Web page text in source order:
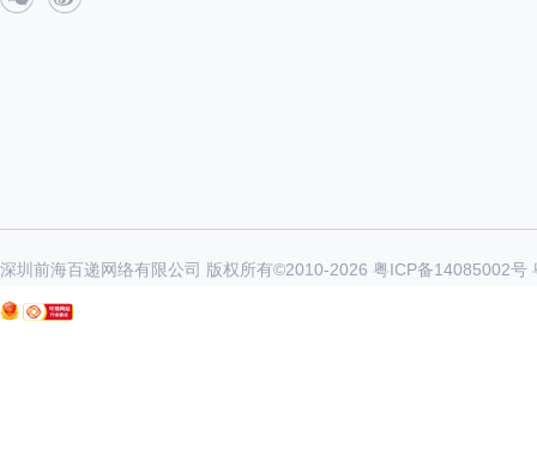
深圳前海百递网络有限公司 版权所有©2010-2026 粤ICP备14085002号